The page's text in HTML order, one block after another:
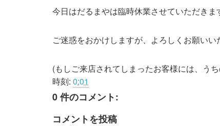
今日はだるまやは臨時休業させていただきま
ご迷惑をおかけしますが、よろしくお願いい
(もしご来店されてしまったお客様には、う
時刻: 0:01
0 件のコメント:
コメントを投稿